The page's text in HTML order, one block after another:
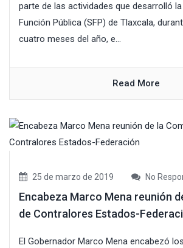
parte de las actividades que desarrolló
Función Pública (SFP) de Tlaxcala,
cuatro meses del año, e...
Read More
25 de marzo de 2019 No
Encabeza Marco Mena reunión
de Contralores Estados-
El Gobernador Marco Mena encabezó